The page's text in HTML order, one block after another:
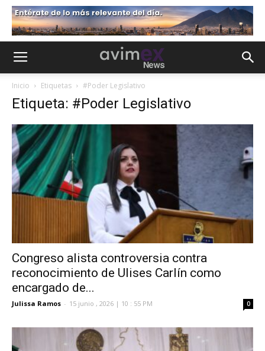
Inicio Etiquetas #Poder Legislativo
Etiqueta: #Poder Legislativo
Congreso alista controversia contra
reconocimiento de Ulises Carlín como
encargado de...
Julissa Ramos - 15 junio , 2026 | 10 : 55 PM 0